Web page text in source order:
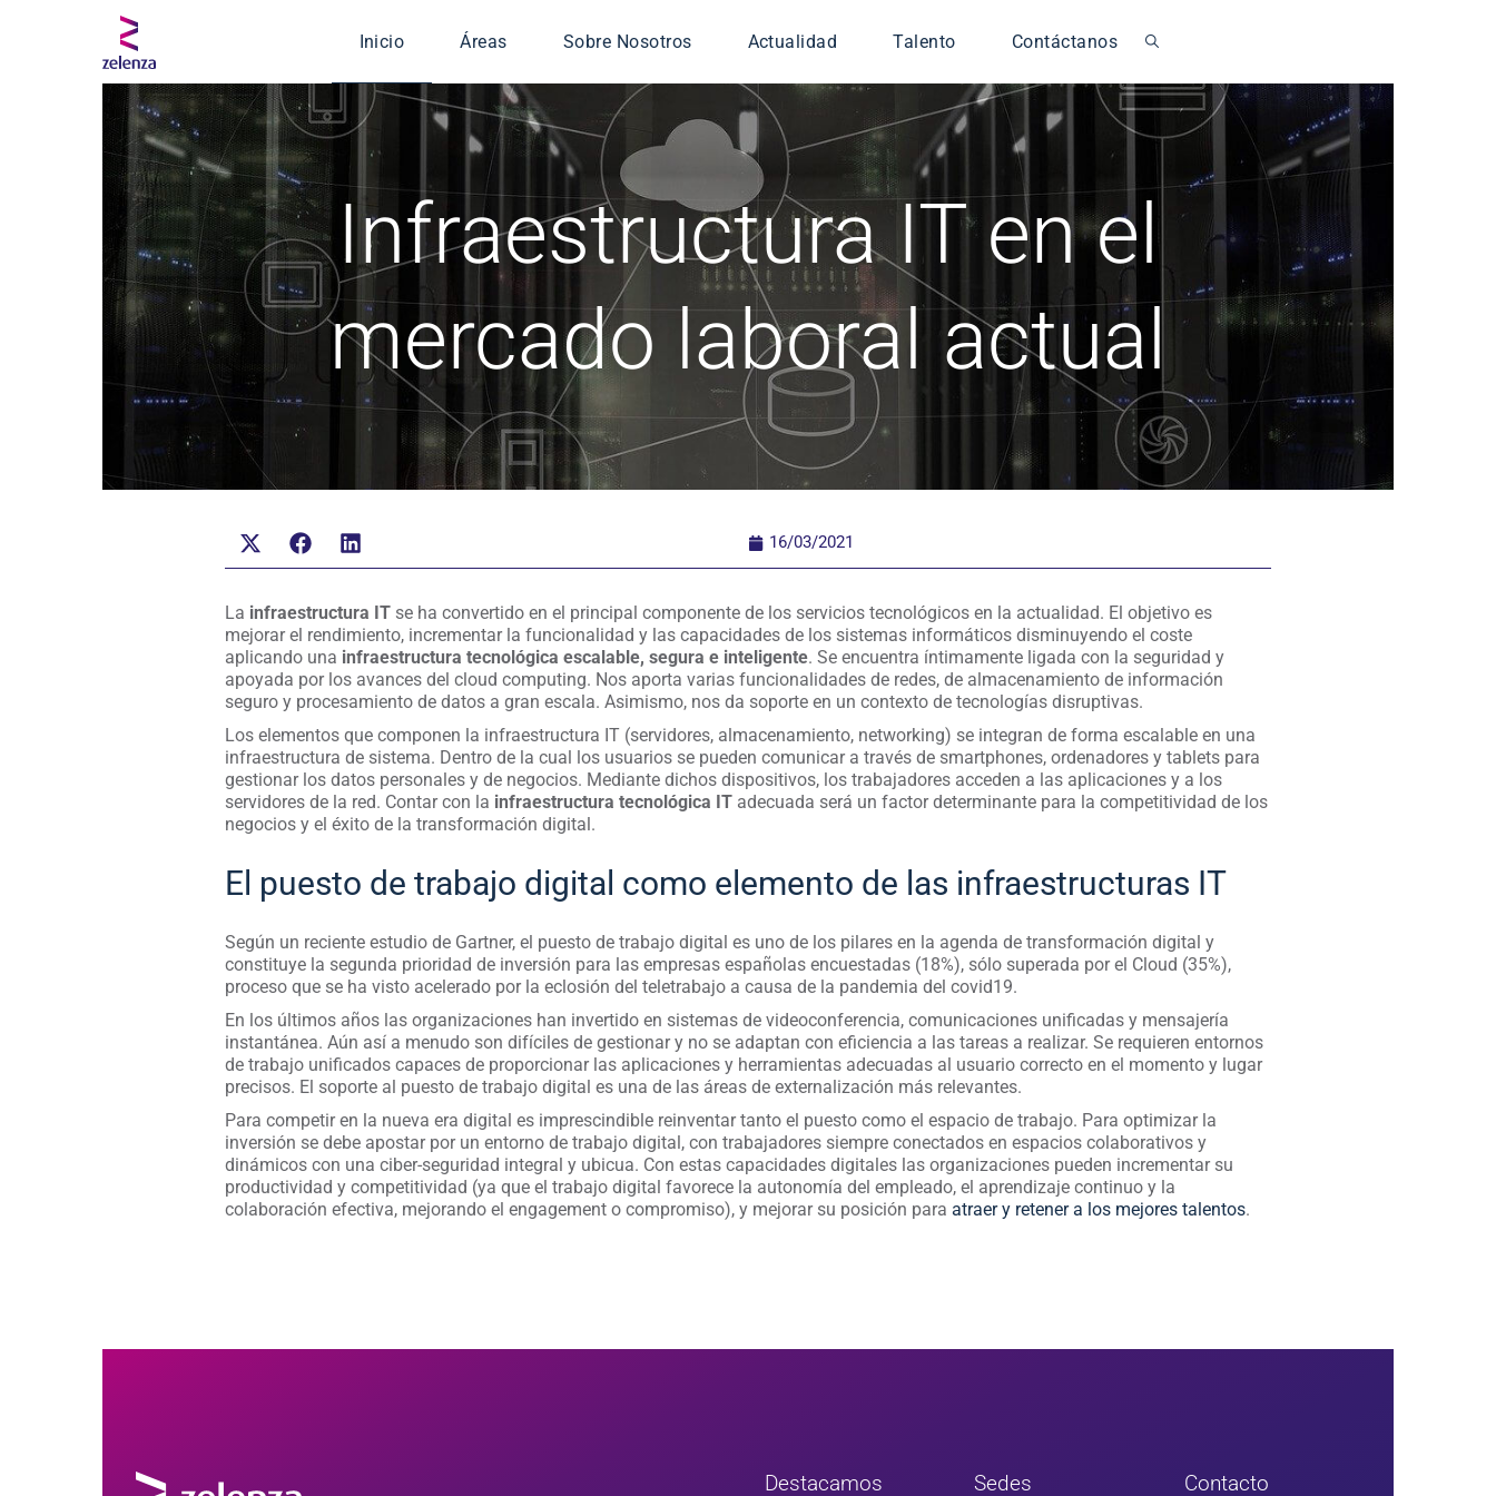
Inicio Áreas
Servicios gestionados
Ingeniería TIC
Seguridad
Defensa
Salud Digital
Sobre Nosotros Actualidad Talento Contáctanos
Infraestructura IT en el
mercado laboral actual
16/03/2021
La infraestructura IT se ha convertido en el principal componente de los servicios tecnológicos en la actualidad. El objetivo es
mejorar el rendimiento, incrementar la funcionalidad y las capacidades de los sistemas informáticos disminuyendo el coste
aplicando una infraestructura tecnológica escalable, segura e inteligente. Se encuentra íntimamente ligada con la seguridad y
apoyada por los avances del cloud computing. Nos aporta varias funcionalidades de redes, de almacenamiento de información
seguro y procesamiento de datos a gran escala. Asimismo, nos da soporte en un contexto de tecnologías disruptivas.
Los elementos que componen la infraestructura IT (servidores, almacenamiento, networking) se integran de forma escalable en una
infraestructura de sistema. Dentro de la cual los usuarios se pueden comunicar a través de smartphones, ordenadores y tablets para
gestionar los datos personales y de negocios. Mediante dichos dispositivos, los trabajadores acceden a las aplicaciones y a los
servidores de la red. Contar con la infraestructura tecnológica IT adecuada será un factor determinante para la competitividad de los
negocios y el éxito de la transformación digital.
El puesto de trabajo digital como elemento de las infraestructuras IT
Según un reciente estudio de Gartner, el puesto de trabajo digital es uno de los pilares en la agenda de transformación digital y
constituye la segunda prioridad de inversión para las empresas españolas encuestadas (18%), sólo superada por el Cloud (35%),
proceso que se ha visto acelerado por la eclosión del teletrabajo a causa de la pandemia del covid19.
En los últimos años las organizaciones han invertido en sistemas de videoconferencia, comunicaciones unificadas y mensajería
instantánea. Aún así a menudo son difíciles de gestionar y no se adaptan con eficiencia a las tareas a realizar. Se requieren entornos
de trabajo unificados capaces de proporcionar las aplicaciones y herramientas adecuadas al usuario correcto en el momento y lugar
precisos. El soporte al puesto de trabajo digital es una de las áreas de externalización más relevantes.
Para competir en la nueva era digital es imprescindible reinventar tanto el puesto como el espacio de trabajo. Para optimizar la
inversión se debe apostar por un entorno de trabajo digital, con trabajadores siempre conectados en espacios colaborativos y
dinámicos con una ciber-seguridad integral y ubicua. Con estas capacidades digitales las organizaciones pueden incrementar su
productividad y competitividad (ya que el trabajo digital favorece la autonomía del empleado, el aprendizaje continuo y la
colaboración efectiva, mejorando el engagement o compromiso), y mejorar su posición para atraer y retener a los mejores talentos.
Destacamos
Sedes
Contacto